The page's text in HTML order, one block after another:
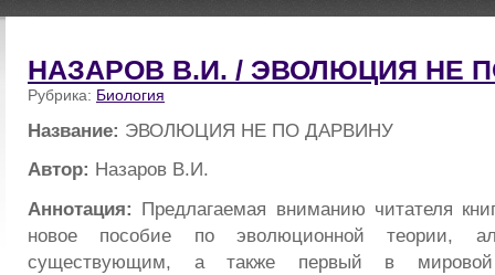
НАЗАРОВ В.И. / ЭВОЛЮЦИЯ НЕ
Рубрика: Биология
Название: ЭВОЛЮЦИЯ НЕ ПО ДАРВИНУ
Автор: Назаров В.И.
Аннотация: Предлагаемая вниманию читателя
новое пособие по эволюционной теории,
существующим, а также первый в мировой